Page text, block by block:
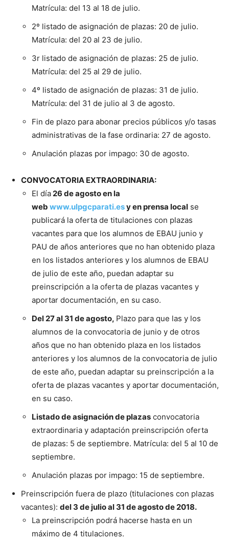
Matrícula: del 13 al 18 de julio.
2º listado de asignación de plazas: 20 de julio.
Matrícula: del 20 al 23 de julio.
3r listado de asignación de plazas: 25 de julio.
Matrícula: del 25 al 29 de julio.
4º listado de asignación de plazas: 31 de julio.
Matrícula: del 31 de julio al 3 de agosto.
Fin de plazo para abonar precios públicos y/o tasas
administrativas de la fase ordinaria: 27 de agosto.
Anulación plazas por impago: 30 de agosto.
CONVOCATORIA EXTRAORDINARIA:
El día 26 de agosto en la
web www.ulpgcparati.esy en prensa local se
publicará la oferta de titulaciones con plazas
vacantes para que los alumnos de EBAU junio y
PAU de años anteriores que no han obtenido plaza
en los listados anteriores y los alumnos de EBAU
de julio de este año, puedan adaptar su
preinscripción a la oferta de plazas vacantes y
aportar documentación, en su caso.
Del 27 al 31 de agosto, Plazo para que las y los
alumnos de la convocatoria de junio y de otros
años que no han obtenido plaza en los listados
anteriores y los alumnos de la convocatoria de julio
de este año, puedan adaptar su preinscripción a la
oferta de plazas vacantes y aportar documentación,
en su caso.
Listado de asignación de plazas convocatoria
extraordinaria y adaptación preinscripción oferta
de plazas: 5 de septiembre. Matrícula: del 5 al 10 de
septiembre.
Anulación plazas por impago: 15 de septiembre.
Preinscripción fuera de plazo (titulaciones con plazas
vacantes): del 3 de julio al 31 de agosto de 2018.
La preinscripción podrá hacerse hasta en un
máximo de 4 titulaciones.